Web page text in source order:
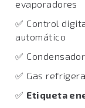
evaporadores
✅ Control
automático
✅
✅ Gas
✅ Etiqueta